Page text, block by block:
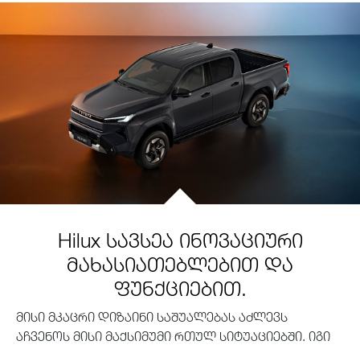
Hilux სავსეა ინოვაციური
მახასიათებლებით და
ფუნქციებით.
მისი მკაცრი დიზაინი საშუალებას აძლევს
აჩვენოს მისი მაქსიმუმი რთულ სიტუაციებში. იგი